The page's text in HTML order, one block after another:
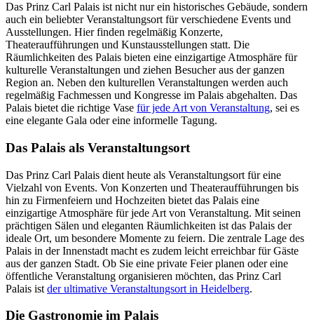
Das Prinz Carl Palais ist nicht nur ein historisches Gebäude, sondern
auch ein beliebter Veranstaltungsort für verschiedene Events und
Ausstellungen. Hier finden regelmäßig Konzerte,
Theateraufführungen und Kunstausstellungen statt. Die
Räumlichkeiten des Palais bieten eine einzigartige Atmosphäre für
kulturelle Veranstaltungen und ziehen Besucher aus der ganzen
Region an. Neben den kulturellen Veranstaltungen werden auch
regelmäßig Fachmessen und Kongresse im Palais abgehalten. Das
Palais bietet die richtige Vase für jede Art von Veranstaltung, sei es
eine elegante Gala oder eine informelle Tagung.
Das Palais als Veranstaltungsort
Das Prinz Carl Palais dient heute als Veranstaltungsort für eine
Vielzahl von Events. Von Konzerten und Theateraufführungen bis
hin zu Firmenfeiern und Hochzeiten bietet das Palais eine
einzigartige Atmosphäre für jede Art von Veranstaltung. Mit seinen
prächtigen Sälen und eleganten Räumlichkeiten ist das Palais der
ideale Ort, um besondere Momente zu feiern. Die zentrale Lage des
Palais in der Innenstadt macht es zudem leicht erreichbar für Gäste
aus der ganzen Stadt. Ob Sie eine private Feier planen oder eine
öffentliche Veranstaltung organisieren möchten, das Prinz Carl
Palais ist der ultimative Veranstaltungsort in Heidelberg.
Die Gastronomie im Palais